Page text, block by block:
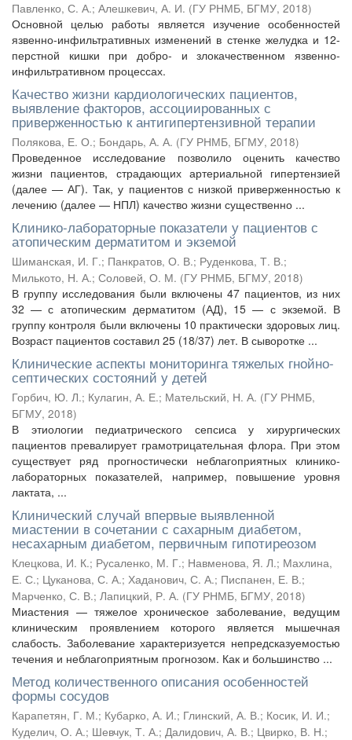
Павленко, С. А.; Алешкевич, А. И. (ГУ РНМБ, БГМУ, 2018)
Основной целью работы является изучение особенностей
язвенно-инфильтративных изменений в стенке желудка и 12-
перстной кишки при добро- и злокачественном язвенно-
инфильтративном процессах.
Качество жизни кардиологических пациентов,
выявление факторов, ассоциированных с
приверженностью к антигипертензивной терапии
Полякова, Е. О.; Бондарь, А. А. (ГУ РНМБ, БГМУ, 2018)
Проведенное исследование позволило оценить качество
жизни пациентов, страдающих артериальной гипертензией
(далее — АГ). Так, у пациентов с низкой приверженностью к
лечению (далее — НПЛ) качество жизни существенно ...
Клинико-лабораторные показатели у пациентов с
атопическим дерматитом и экземой
Шиманская, И. Г.; Панкратов, О. В.; Руденкова, Т. В.;
Милькото, Н. А.; Соловей, О. М. (ГУ РНМБ, БГМУ, 2018)
В группу исследования были включены 47 пациентов, из них
32 — с атопическим дерматитом (АД), 15 — с экземой. В
группу контроля были включены 10 практически здоровых лиц.
Возраст пациентов составил 25 (18/37) лет. В сыворотке ...
Клинические аспекты мониторинга тяжелых гнойно-
септических состояний у детей
Горбич, Ю. Л.; Кулагин, А. Е.; Мательский, Н. А. (ГУ РНМБ,
БГМУ, 2018)
В этиологии педиатрического сепсиса у хирургических
пациентов превалирует грамотрицательная флора. При этом
существует ряд прогностически неблагоприятных клинико-
лабораторных показателей, например, повышение уровня
лактата, ...
Клинический случай впервые выявленной
миастении в сочетании с сахарным диабетом,
несахарным диабетом, первичным гипотиреозом
Клецкова, И. К.; Русаленко, М. Г.; Навменова, Я. Л.; Махлина,
Е. С.; Цуканова, С. А.; Хаданович, С. А.; Писпанен, Е. В.;
Марченко, С. В.; Лапицкий, Р. А. (ГУ РНМБ, БГМУ, 2018)
Миастения — тяжелое хроническое заболевание, ведущим
клиническим проявлением которого является мышечная
слабость. Заболевание характеризуется непредсказуемостью
течения и неблагоприятным прогнозом. Как и большинство ...
Метод количественного описания особенностей
формы сосудов
Карапетян, Г. М.; Кубарко, А. И.; Глинский, А. В.; Косик, И. И.;
Куделич, О. А.; Шевчук, Т. А.; Далидович, А. В.; Цвирко, В. Н.;